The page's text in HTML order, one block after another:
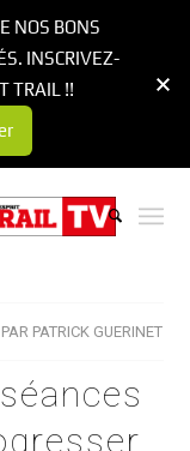
PAR PATRICK GUERINET
NOS BONS
INSCRIVEZ-
TRAIL !!